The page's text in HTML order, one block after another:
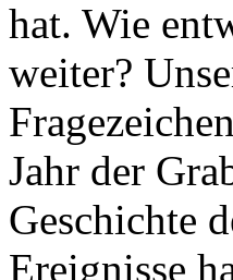
hat. Wie
weiter?
Jahr der
Geschichte
Ereignisse